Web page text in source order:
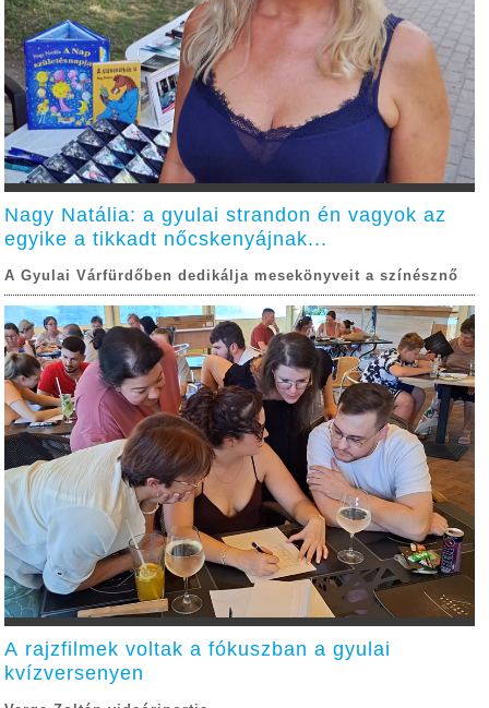
Nagy Natália: a gyulai strandon én vagyok az
egyike a tikkadt nőcskenyájnak...
A Gyulai Várfürdőben dedikálja mesekönyveit a színésznő
A rajzfilmek voltak a fókuszban a gyulai
kvízversenyen